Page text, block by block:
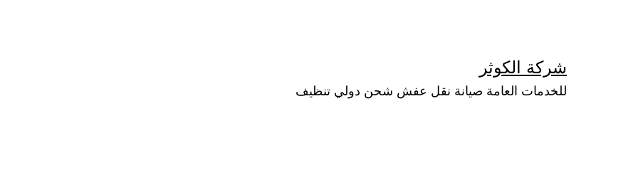
شركة الكوثر
للخدمات العامة صيانة نقل عفش شحن دولي تنظيف